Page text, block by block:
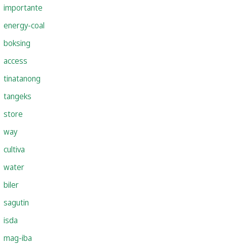
importante
energy-coal
boksing
access
tinatanong
tangeks
store
way
cultiva
water
biler
sagutin
isda
mag-iba